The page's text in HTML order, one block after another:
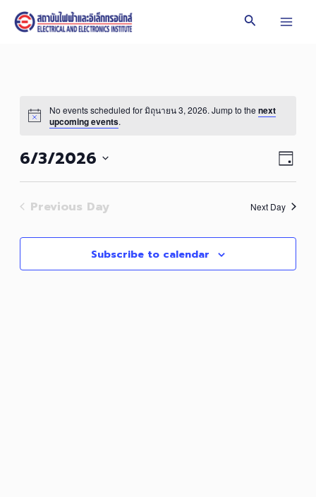
Search
No events scheduled for มิถุนายน 3, 2026. Jump to the next
upcoming events.
Day
6/3/2026
Select
Previous Day Next Day
Subscribe to calendar